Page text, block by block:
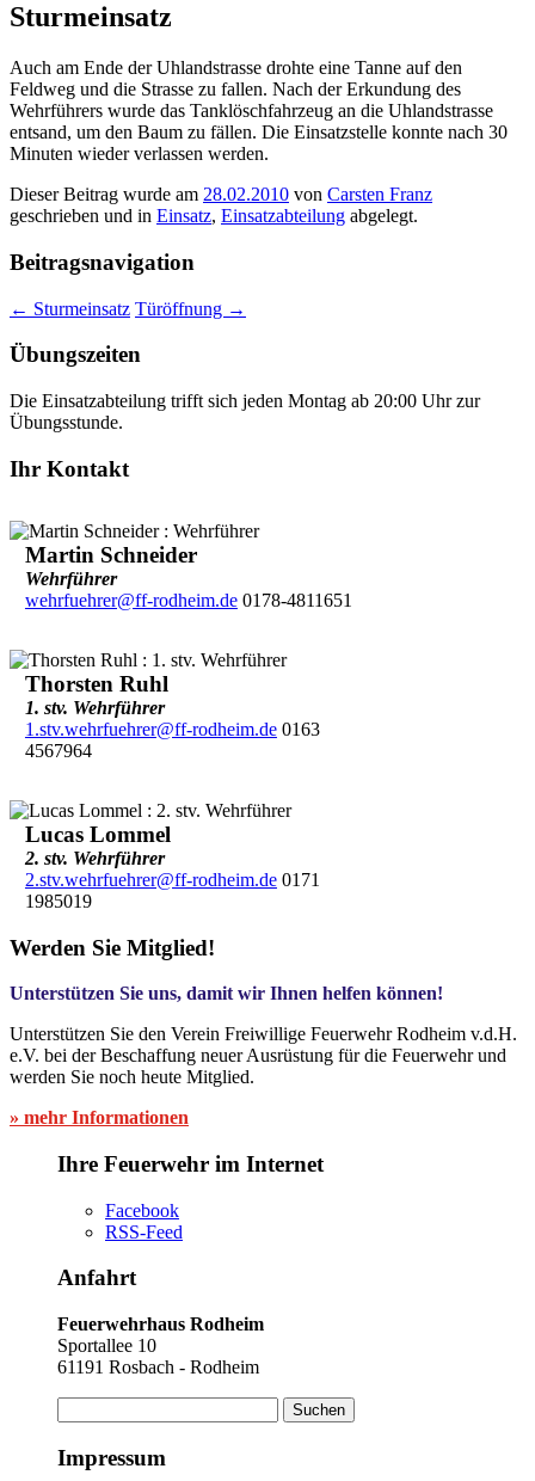
Sturmeinsatz
Auch am Ende der Uhlandstrasse drohte eine Tanne auf den
Feldweg und die Strasse zu fallen. Nach der Erkundung des
Wehrführers wurde das Tanklöschfahrzeug an die Uhlandstrasse
entsand, um den Baum zu fällen. Die Einsatzstelle konnte nach 30
Minuten wieder verlassen werden.
Dieser Beitrag wurde am 28.02.2010 von Carsten Franz
geschrieben und in Einsatz, Einsatzabteilung abgelegt.
Beitragsnavigation
← Sturmeinsatz Türöffnung →
Übungszeiten
Die Einsatzabteilung trifft sich jeden Montag ab 20:00 Uhr zur
Übungsstunde.
Ihr Kontakt
Martin Schneider
Wehrführer
wehrfuehrer@ff-rodheim.de0178-4811651
Thorsten Ruhl
1. stv. Wehrführer
1.stv.wehrfuehrer@ff-rodheim.de0163
4567964
Lucas Lommel
2. stv. Wehrführer
2.stv.wehrfuehrer@ff-rodheim.de0171
1985019
Werden Sie Mitglied!
Unterstützen Sie uns, damit wir Ihnen helfen können!
Unterstützen Sie den Verein Freiwillige Feuerwehr Rodheim v.d.H.
e.V. bei der Beschaffung neuer Ausrüstung für die Feuerwehr und
werden Sie noch heute Mitglied.
» mehr Informationen
Ihre Feuerwehr im Internet
Facebook
RSS-Feed
Anfahrt
Feuerwehrhaus Rodheim
Sportallee 10
61191 Rosbach - Rodheim
nach:
Impressum